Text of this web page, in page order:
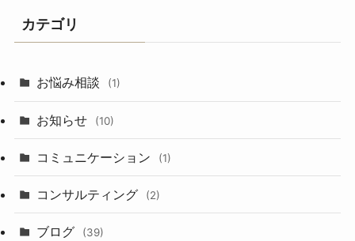
カテゴリ
お悩み相談 (1)
お知らせ (10)
コミュニケーション (1)
コンサルティング (2)
ブログ (39)